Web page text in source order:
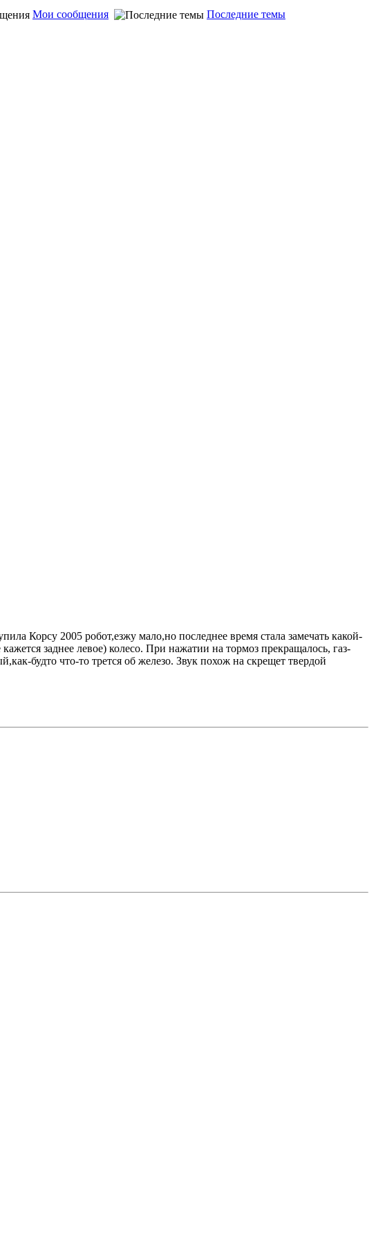
Мои сообщения Последние темы
Корсу 2005 робот,езжу мало,но последнее время стала замечать какой-
заднее левое) колесо. При нажатии на тормоз прекращалось, газ-
будто что-то трется об железо. Звук похож на скрещет твердой